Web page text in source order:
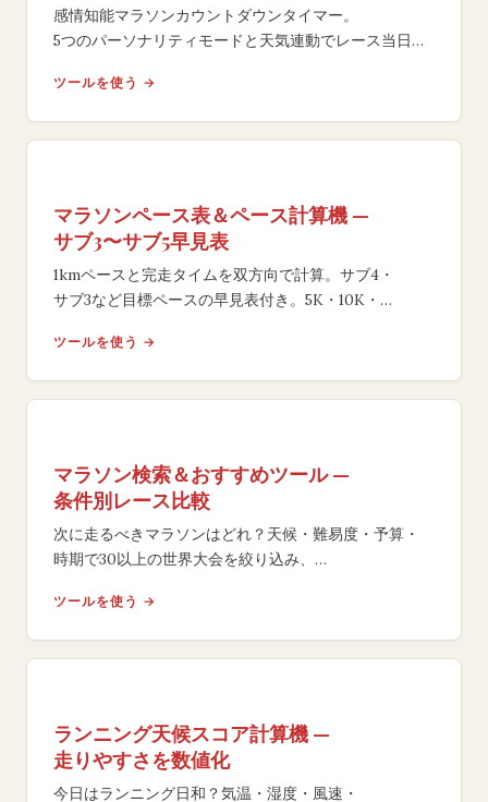
感情知能マラソンカウントダウンタイマー。
5つのパーソナリティモードと天気連動でレース当日ま
世界49大会対応の無料ツール。
ツールを使う →
マラソンペース表＆ペース計算機 —
サブ3〜サブ5早見表
1kmペースと完走タイムを双方向で計算。サブ4・
サブ3など目標ペースの早見表付き。5K・10K・
ツールを使う →
マラソン検索＆おすすめツール —
条件別レース比較
次に走るべきマラソンはどれ？天候・難易度・予算・
時期で30以上の世界大会を絞り込み、
ツールを使う →
ランニング天候スコア計算機 —
走りやすさを数値化
今日はランニング日和？気温・湿度・風速・